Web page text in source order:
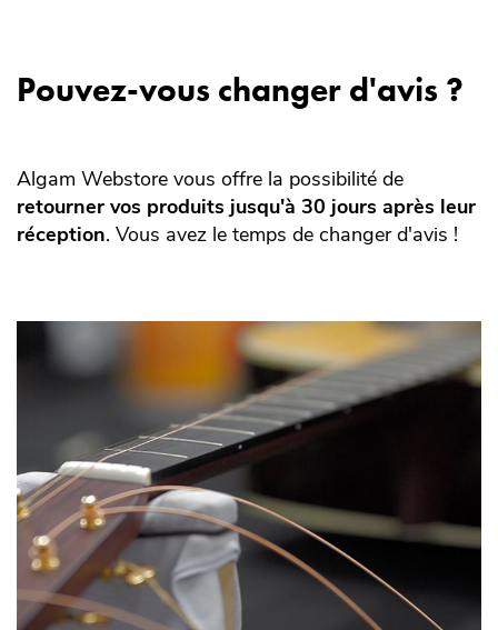
Pouvez-vous changer d'avis ?
Algam Webstore vous offre la possibilité de
retourner vos produits jusqu'à 30 jours après leur
réception. Vous avez le temps de changer d'avis !